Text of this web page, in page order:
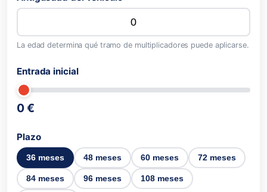
La edad determina qué tramo de multiplicadores puede aplicarse.
Entrada inicial
0 €
Plazo
36 meses 48 meses 60 meses 72 meses
84 meses 96 meses 108 meses